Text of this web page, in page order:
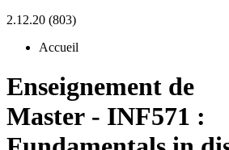
2.12.20 (803)
Accueil
Enseignement de
Master - INF571 :